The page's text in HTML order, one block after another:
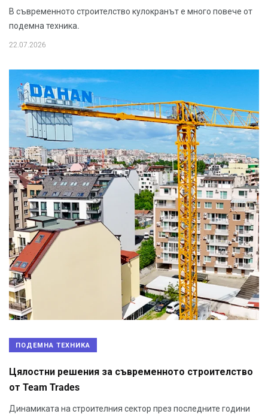
В съвременното строителство кулокранът е много повече от
подемна техника.
22.07.2026
ПОДЕМНА ТЕХНИКА
Цялостни решения за съвременното строителство
от Team Trades
Динамиката на строителния сектор през последните години